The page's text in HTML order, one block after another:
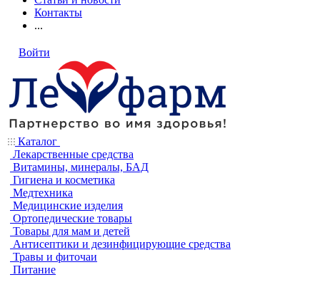
Контакты
...
Войти
Каталог
Лекарственные средства
Витамины, минералы, БАД
Гигиена и косметика
Медтехника
Медицинские изделия
Ортопедические товары
Товары для мам и детей
Антисептики и дезинфицирующие средства
Травы и фиточаи
Питание